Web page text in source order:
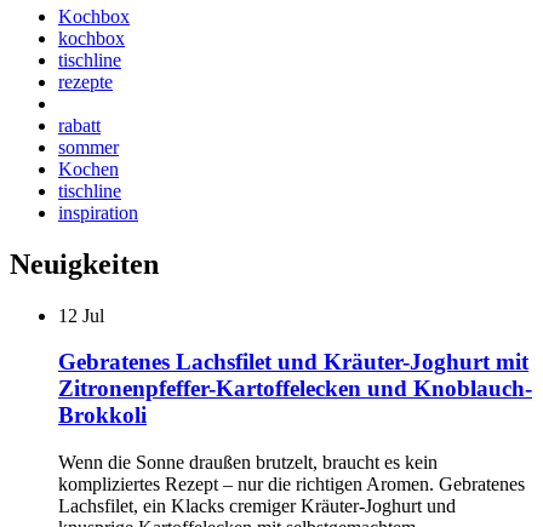
Kochbox
kochbox
tischline
rezepte
rabatt
sommer
Kochen
tischline
inspiration
Neuigkeiten
12 Jul
Gebratenes Lachsfilet und Kräuter-Joghurt mit
Zitronenpfeffer-Kartoffelecken und Knoblauch-
Brokkoli
Wenn die Sonne draußen brutzelt, braucht es kein
kompliziertes Rezept – nur die richtigen Aromen. Gebratenes
Lachsfilet, ein Klacks cremiger Kräuter-Joghurt und